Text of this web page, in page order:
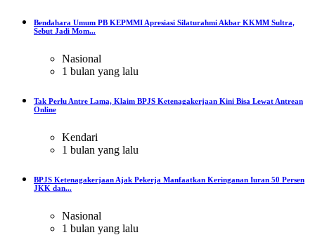
Bendahara Umum PB KEPMMI Apresiasi Silaturahmi Akbar KKMM Sultra,
Sebut Jadi Mom...
Nasional
1 bulan yang lalu
Tak Perlu Antre Lama, Klaim BPJS Ketenagakerjaan Kini Bisa Lewat Antrean
Online
Kendari
1 bulan yang lalu
BPJS Ketenagakerjaan Ajak Pekerja Manfaatkan Keringanan Iuran 50 Persen
JKK dan...
Nasional
1 bulan yang lalu